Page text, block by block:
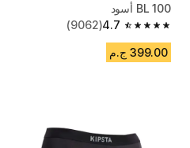
BL 100 أسود
4.7
4.7 out of 5 stars from 9062 reviews
(9062)
399.00 ج.م